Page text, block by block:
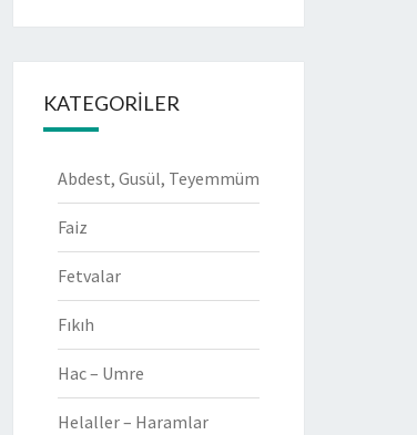
KATEGORILER
Abdest, Gusül, Teyemmüm
Faiz
Fetvalar
Fıkıh
Hac – Umre
Helaller – Haramlar